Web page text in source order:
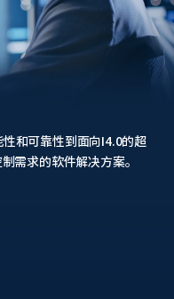
和可靠性到面向I4.0的超
需求的软件解决方案。